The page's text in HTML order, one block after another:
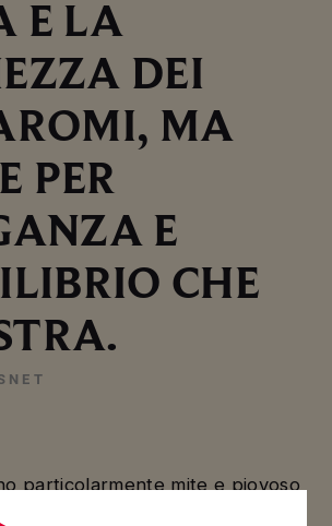
E LA
DEI
MA
PER
E
CHE
particolarmente mite e piovoso,
1961 è stata segnata dalle